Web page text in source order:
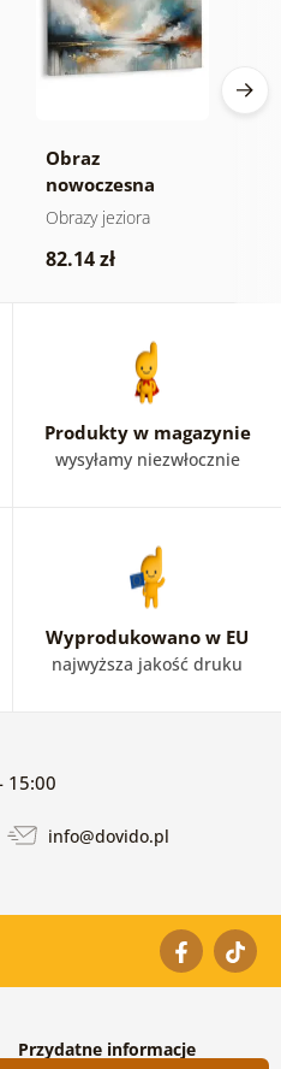
Obraz
nowoczesna
abstrakcja z
Obrazy jeziora
82.14 zł
Produkty w magazynie
wysyłamy niezwłocznie
Wyprodukowano w EU
najwyższa jakość druku
15:00
info@dovido.pl
Przydatne informacje